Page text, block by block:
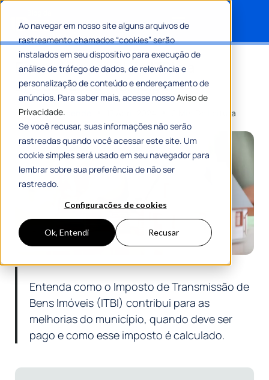
Ao navegar em nosso site alguns arquivos de
rastreamento chamados “cookies” serão
instalados em seu dispositivo para execução de
análise de tráfego de dados, de relevância e
personalização de conteúdo e endereçamento de
anúncios. Para saber mais, acesse nossoAviso de
Privacidade.
Se você recusar, suas informações não serão
rastreadas quando você acessar este site. Um
cookie simples será usado em seu navegador para
lembrar sobre sua preferência de não ser
rastreado.
Configurações de cookies
Ok, Entendi Recusar
Entenda o papel do ITBI na
arrecadação municipal
PorFlávia Resende 6 Min De Leitura
Entenda como o Imposto de Transmissão de
Bens Imóveis (ITBI) contribui para as
melhorias do município, quando deve ser
pago e como esse imposto é calculado.